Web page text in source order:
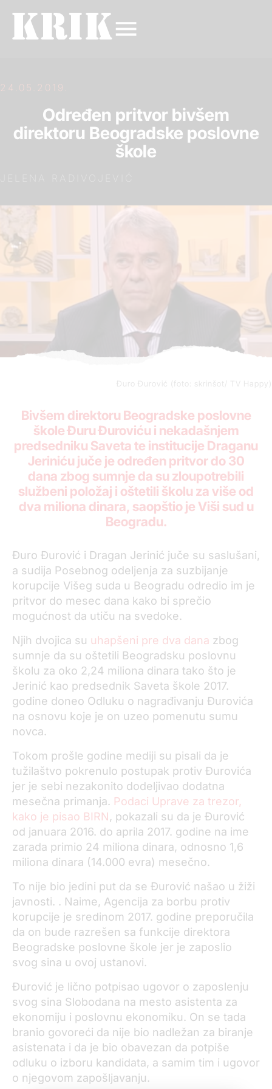
24.05.2019.
Određen pritvor bivšem
direktoru Beogradske poslovne
škole
Đuro Đurović (foto: skrinšot/ TV Happy)
Bivšem direktoru Beogradske poslovne
škole Đuru Đuroviću i nekadašnjem
predsedniku Saveta te institucije Draganu
Jeriniću juče je određen pritvor do 30
dana zbog sumnje da su zloupotrebili
službeni položaj i oštetili školu za više od
dva miliona dinara, saopštio je Viši sud u
Beogradu.
Đuro Đurović i Dragan Jerinić juče su saslušani,
a sudija Posebnog odeljenja za suzbijanje
korupcije Višeg suda u Beogradu odredio im je
pritvor do mesec dana kako bi sprečio
mogućnost da utiču na svedoke.
Njih dvojica su uhapšeni pre dva dana zbog
sumnje da su oštetili Beogradsku poslovnu
školu za oko 2,24 miliona dinara tako što je
Jerinić kao predsednik Saveta škole 2017.
godine doneo Odluku o nagrađivanju Đurovića
na osnovu koje je on uzeo pomenutu sumu
novca.
Tokom prošle godine mediji su pisali da je
tužilaštvo pokrenulo postupak protiv Đurovića
jer je sebi nezakonito dodeljivao dodatna
mesečna primanja. Podaci Uprave za trezor,
kako je pisao BIRN, pokazali su da je Đurović
od januara 2016. do aprila 2017. godine na ime
zarada primio 24 miliona dinara, odnosno 1,6
miliona dinara (14.000 evra) mesečno.
To nije bio jedini put da se Đurović našao u žiži
javnosti. . Naime, Agencija za borbu protiv
korupcije je sredinom 2017. godine preporučila
da on bude razrešen sa funkcije direktora
Beogradske poslovne škole jer je zaposlio
svog sina u ovoj ustanovi.
Đurović je lično potpisao ugovor o zaposlenju
svog sina Slobodana na mesto asistenta za
ekonomiju i poslovnu ekonomiku. On se tada
branio govoreći da nije bio nadležan za biranje
asistenata i da je bio obavezan da potpiše
odluku o izboru kandidata, a samim tim i ugovor
o njegovom zapošljavanju.